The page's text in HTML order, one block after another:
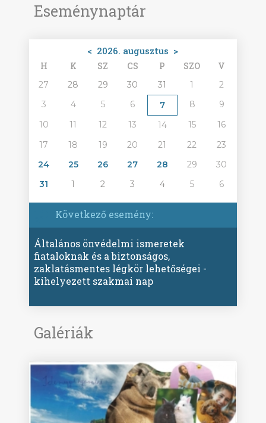
Eseménynaptár
< 2026. augusztus >
H K SZ CS P SZO V
27 28 29 30 31 1
2
3
4 5 6 7 8
9
10
11 12 13 14 15
16
17
18 19 20 21 22
23
24
25 26 27 28 29
30
31
1 2 3 4 5 6
Következő esemény:
Általános önvédelmi ismeretek
fiataloknak és a biztonságos,
zaklatásmentes légkör lehetőségei -
kihelyezett szakmai nap
Galériák